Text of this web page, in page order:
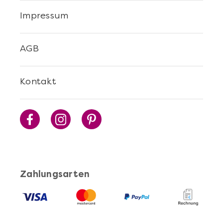
Zahlungsarten
Kontakt
AGB
Impressum